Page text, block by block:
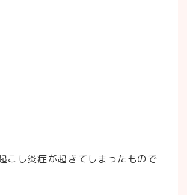
こし炎症が起きてしまったもので